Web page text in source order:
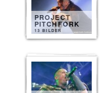
PROJECT
PITCHFORK
13 BILDER